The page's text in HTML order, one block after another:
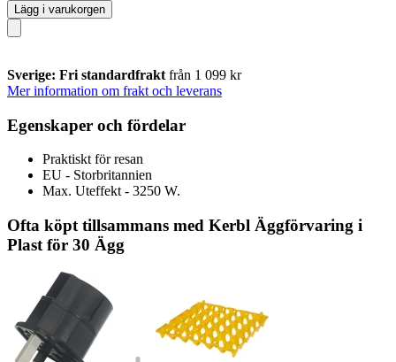
Lägg i varukorgen
Sverige: Fri standardfrakt från 1 099 kr
Mer information om frakt och leverans
Egenskaper och fördelar
Praktiskt för resan
EU - Storbritannien
Max. Uteffekt - 3250 W.
Ofta köpt tillsammans med Kerbl Äggförvaring i
Plast för 30 Ägg